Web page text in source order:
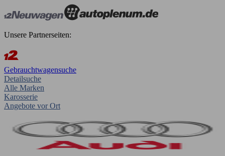
Unsere Partnerseiten:
Gebrauchtwagensuche
Detailsuche
Alle Marken
Karosserie
Angebote vor Ort